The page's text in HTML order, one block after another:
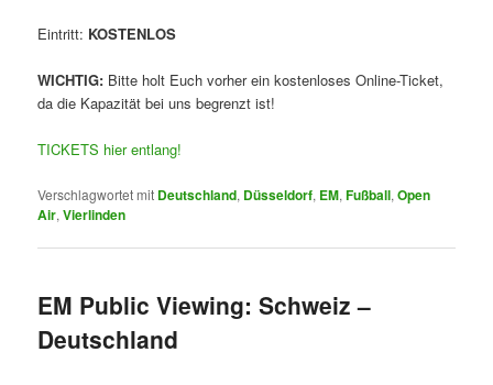
Eintritt: KOSTENLOS
WICHTIG: Bitte holt Euch vorher ein kostenloses Online-Ticket,
da die Kapazität bei uns begrenzt ist!
TICKETS hier entlang!
Verschlagwortet mit Deutschland, Düsseldorf, EM,Fußball,Open
Air,Vierlinden
EM Public Viewing: Schweiz –
Deutschland